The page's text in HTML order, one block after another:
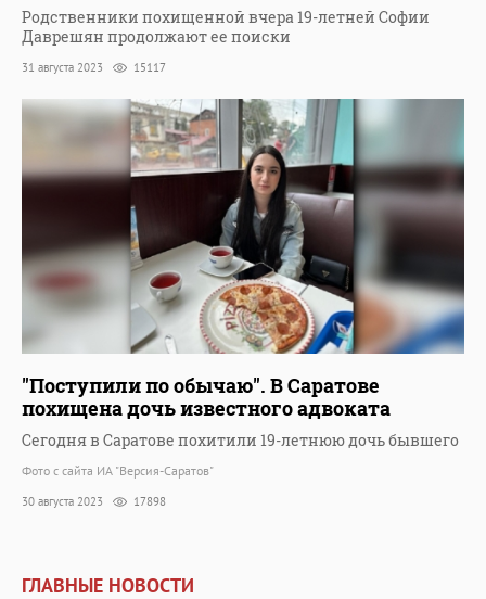
Родственники похищенной вчера 19-летней Софии
Даврешян продолжают ее поиски
31 августа 2023 15117
"Поступили по обычаю". В Саратове
похищена дочь известного адвоката
Сегодня в Саратове похитили 19-летнюю дочь бывшего
Фото с сайта ИА "Версия-Саратов"
30 августа 2023 17898
ГЛАВНЫЕ НОВОСТИ